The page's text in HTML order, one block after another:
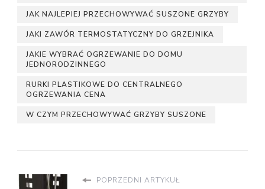
JAK NAJLEPIEJ PRZECHOWYWAĆ SUSZONE GRZYBY
JAKI ZAWÓR TERMOSTATYCZNY DO GRZEJNIKA
JAKIE WYBRAĆ OGRZEWANIE DO DOMU
JEDNORODZINNEGO
RURKI PLASTIKOWE DO CENTRALNEGO
OGRZEWANIA CENA
W CZYM PRZECHOWYWAĆ GRZYBY SUSZONE
POPRZEDNI ARTYKUŁ